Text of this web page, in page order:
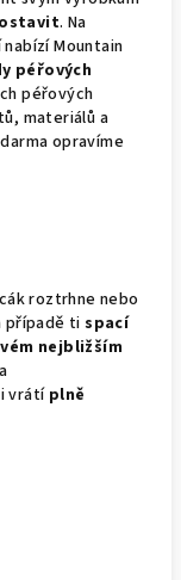
. Na
Mountain
péřových
péřových
materiálů a
opravíme
roztrhne nebo
případě ti spací
nejbližším
vrátí plně